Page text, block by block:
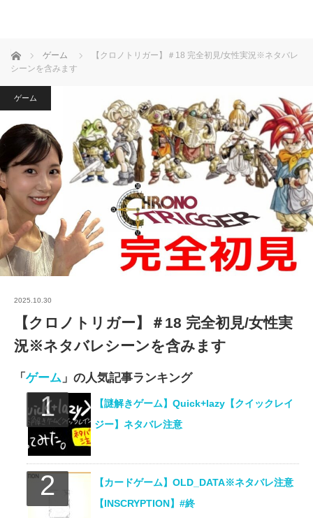
ホーム ゲーム
【クロノトリガー】＃18 完全初見/女性実況※ネタバレ
シーンを含みます
ゲーム
2025.10.30
【クロノトリガー】＃18 完全初見/女性実
況※ネタバレシーンを含みます
「 ゲーム 」の人気記事ランキング
【謎解きゲーム】Quick+lazy【クイックレイ
ジー】ネタバレ注意
【カードゲーム】OLD_DATA※ネタバレ注意
【INSCRYPTION】#終